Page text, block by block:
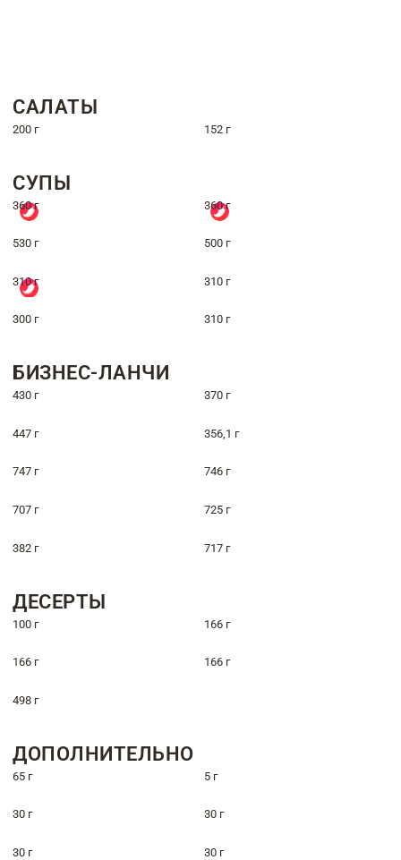
САЛАТЫ
200 г 152 г
СУПЫ
360 г 360 г
530 г 500 г
310 г 310 г
300 г 310 г
БИЗНЕС-ЛАНЧИ
430 г 370 г
447 г 356,1 г
747 г 746 г
707 г 725 г
382 г 717 г
ДЕСЕРТЫ
100 г 166 г
166 г 166 г
498 г
ДОПОЛНИТЕЛЬНО
65 г 5 г
30 г 30 г
30 г 30 г